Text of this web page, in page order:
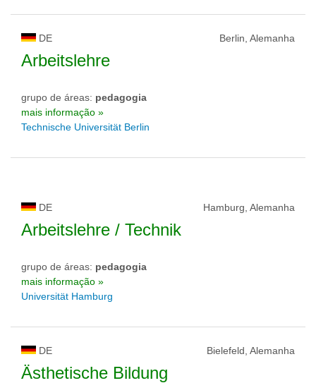
DE Berlin, Alemanha
Arbeitslehre
grupo de áreas: pedagogia
mais informação »
Technische Universität Berlin
DE Hamburg, Alemanha
Arbeitslehre / Technik
grupo de áreas: pedagogia
mais informação »
Universität Hamburg
DE Bielefeld, Alemanha
Ästhetische Bildung